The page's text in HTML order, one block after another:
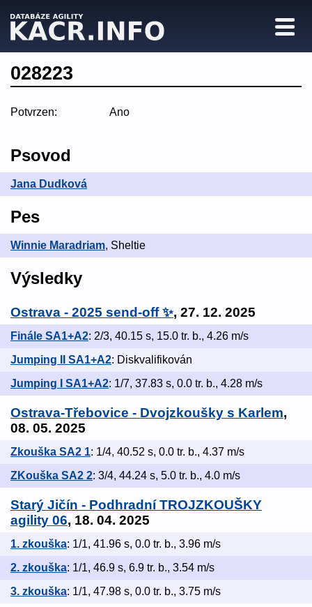
028223
Potvrzen: Ano
Psovod
Jana Dudková
Pes
Winnie Maradriam, Sheltie
Výsledky
Ostrava - 2025 send-off ✨, 27. 12. 2025
Finále SA1+A2: 2/3, 40.15 s, 15.0 tr. b., 4.26 m/s
Jumping II SA1+A2: Diskvalifikován
Jumping I SA1+A2: 1/7, 37.83 s, 0.0 tr. b., 4.28 m/s
Ostrava-Třebovice - Dvojzkoušky s Karlem,
08. 05. 2025
Zkouška SA2 1: 1/4, 40.52 s, 0.0 tr. b., 4.37 m/s
ZKouška SA2 2: 3/4, 44.24 s, 5.0 tr. b., 4.0 m/s
Starý Jičín - Podhradní TROJZKOUŠKY
agility 06, 18. 04. 2025
1. zkouška: 1/1, 41.96 s, 0.0 tr. b., 3.96 m/s
2. zkouška: 1/1, 46.9 s, 6.9 tr. b., 3.54 m/s
3. zkouška: 1/1, 47.98 s, 0.0 tr. b., 3.75 m/s